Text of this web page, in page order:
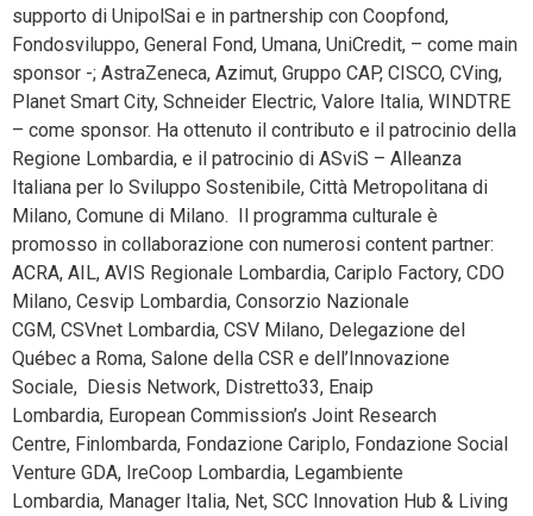
supporto di UnipolSai e in partnership con Coopfond,
Fondosviluppo, General Fond, Umana, UniCredit, – come main
sponsor -; AstraZeneca, Azimut, Gruppo CAP, CISCO, CVing,
Planet Smart City, Schneider Electric, Valore Italia, WINDTRE
– come sponsor. Ha ottenuto il contributo e il patrocinio della
Regione Lombardia, e il patrocinio di ASviS – Alleanza
Italiana per lo Sviluppo Sostenibile, Città Metropolitana di
Milano, Comune di Milano. Il programma culturale è
promosso in collaborazione con numerosi content partner:
ACRA, AIL, AVIS Regionale Lombardia, Cariplo Factory, CDO
Milano, Cesvip Lombardia, Consorzio Nazionale
CGM, CSVnet Lombardia, CSV Milano, Delegazione del
Québec a Roma, Salone della CSR e dell’Innovazione
Sociale, Diesis Network, Distretto33, Enaip
Lombardia, European Commission’s Joint Research
Centre, Finlombarda, Fondazione Cariplo, Fondazione Social
Venture GDA, IreCoop Lombardia, Legambiente
Lombardia, Manager Italia, Net, SCC Innovation Hub & Living